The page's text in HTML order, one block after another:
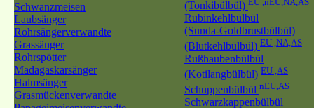
Schwanzmeisen
Laubsänger
Rohrsängerverwandte
Grassänger
Rohrspötter
Madagaskarsänger
Halmsänger
Grasmückenverwandte
(Tonkibülbül)
Rubinkehlbülbül
(Sunda-Goldbrustbülbül)
(Blutkehlbülbül) EU ,NA,AS
Rußhaubenbülbül
(Kotilangbülbül) EU ,AS
Schuppenbülbül nEU,AS
Schwarzkappenbülbül